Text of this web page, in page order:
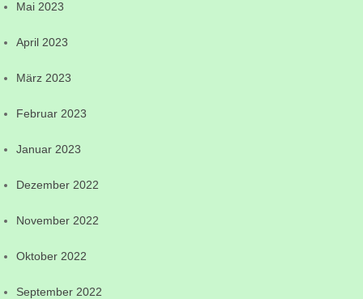
Mai 2023
April 2023
März 2023
Februar 2023
Januar 2023
Dezember 2022
November 2022
Oktober 2022
September 2022